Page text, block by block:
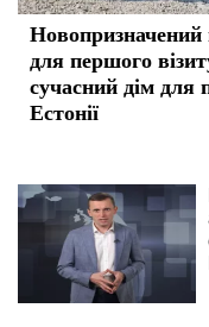
для першого
сучасний дім для
Естонії